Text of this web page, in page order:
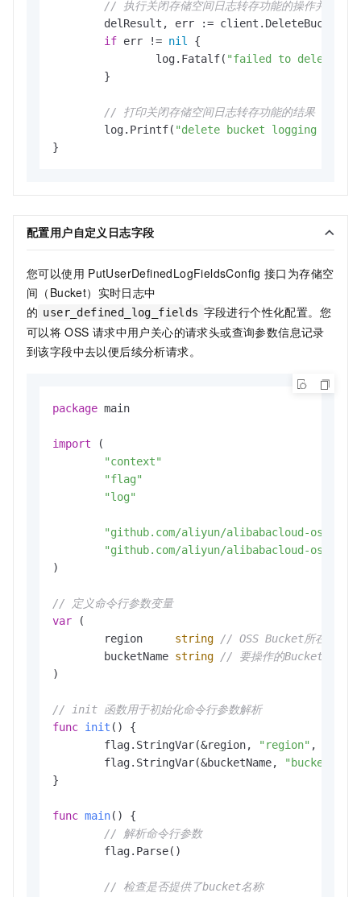
// 执行关闭存储空间日志转存功能的操作并处理
if err != nil
{
		log.Fatalf(
"failed to delete
// 打印关闭存储空间日志转存功能的结果
	log.Printf(
"delete bucket logging
配置用户自定义日志字段
您可以使用 PutUserDefinedLogFieldsConfig 接口为存储空
间（Bucket）实时日志中
的 user_defined_log_fields 字段进行个性化配置。您
可以将 OSS 请求中用户关心的请求头或查询参数信息记录
到该字段中去以便后续分析请求。
package main
import (
"context"
"flag"
"log"
"github.com/aliyun/alibabacloud-oss-go-
"github.com/aliyun/alibabacloud-oss-
)
// 定义命令行参数变量
var (
	region
string
// OSS Bucket所在区域
	bucketName
string
// 要操作的Bucket名称
)
// init 函数用于初始化命令行参数解析
func init ()
{
	flag.StringVar(&region,
"region" ,
	flag.StringVar(&bucketName,
"bucket"
}
func main()
{
// 解析命令行参数
// 检查是否提供了bucket名称